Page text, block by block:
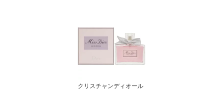
クリスチャンディオール